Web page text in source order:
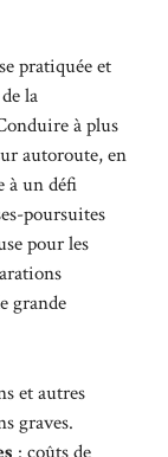
pratiquée et
la
à plus
autoroute, en
à un défi
poursuites
pour les
grande
et autres
graves.
: coûts de